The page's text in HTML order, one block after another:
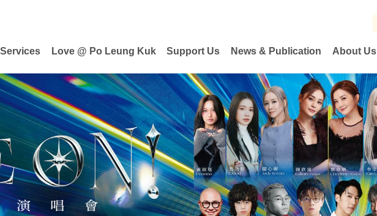
Love @ Po Leung Kuk Support Us News & Publication About Us